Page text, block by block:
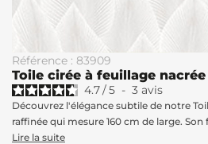
Référence : 83909
Toile cirée à feuillage nacrée
4.7/5 - 3 avis
Découvrez l'élégance subtile de notre
raffinée qui mesure 160 cm de large.
Lire la suite